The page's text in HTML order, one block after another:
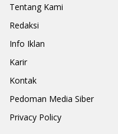
Tentang Kami
Redaksi
Info Iklan
Karir
Kontak
Pedoman Media Siber
Privacy Policy